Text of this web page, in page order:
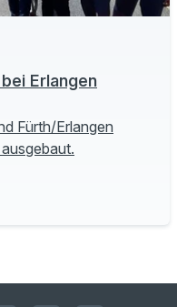
Erlangen
Fürth/Erlangen